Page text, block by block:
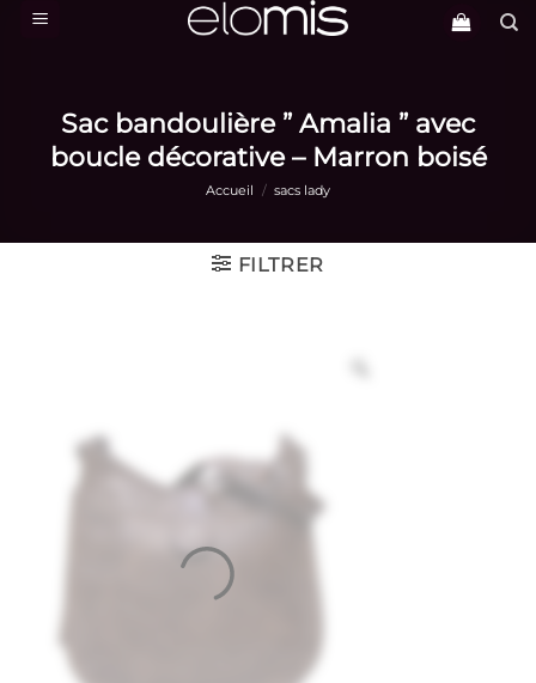
Passer
Sac bandoulière ” Amalia ” avec
boucle décorative – Marron boisé
Accueil / sacs lady
FILTRER